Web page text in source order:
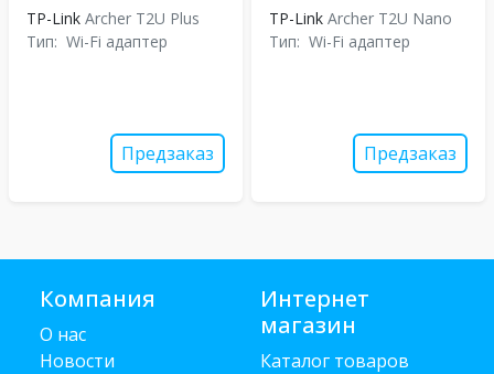
TP-Link Archer T2U Plus
Тип: Wi-Fi адаптер
Предзаказ
TP-Link Archer T2U Nano
Тип: Wi-Fi адаптер
Предзаказ
Компания
О нас
Новости
Интернет
магазин
Каталог товаров